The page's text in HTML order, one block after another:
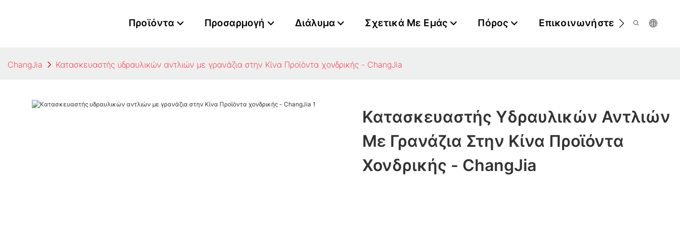
Προϊόντα Προσαρμογή Διάλυμα Σχετικά Με Εμάς Πόρος Επικοινωνήστε Μαζί Μας
ChangJia Κατασκευαστής υδραυλικών αντλιών με γρανάζια στην Κίνα Προϊόντα χονδρικής - ChangJia
Κατασκευαστής Υδραυλικών Αντλιών
Με Γρανάζια Στην Κίνα Προϊόντα
Χονδρικής - ChangJia